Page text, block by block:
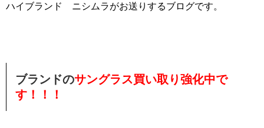
ハイブランド ニシムラがお送りするブログです。
ブランドのサングラス買い取り強化中で
す！！！